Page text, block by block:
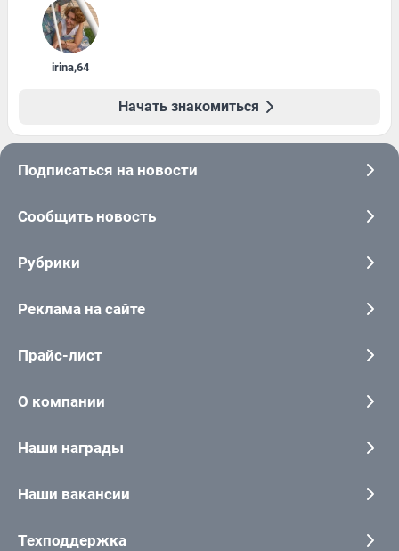
irina,64
Начать знакомиться
Подписаться на новости
Сообщить новость
Рубрики
Реклама на сайте
Прайс-лист
О компании
Наши награды
Наши вакансии
Техподдержка